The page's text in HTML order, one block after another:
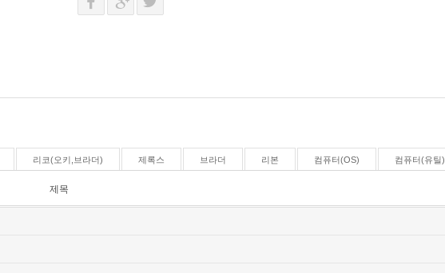
리코(오키,브라더) 제록스 브라더 리본 컴퓨터(OS) 컴퓨터(유틸)
제목